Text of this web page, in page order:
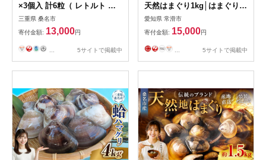
×3個入 計6粒（ レトルト ）
ハマグリ 蛤 貝 カイ 魚介 魚
介類 海鮮 海の幸 常温
三重県 桑名市
寄付金額: 13,000円
5サイトで掲載中
天然はまぐり1kg│はまぐり
海鮮 魚 貝 漁協直送 手掘り
小鈴谷産 天然はまぐり ハマ
グリ 蛤 縁起物 酒蒸し 蒸し
焼き 愛知県 常滑市
愛知県 常滑市
寄付金額: 15,000円
5サイトで掲載中